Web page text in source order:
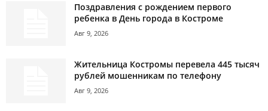
Поздравления с рождением первого
ребенка в День города в Костроме
Авг 9, 2026
Жительница Костромы перевела 445 тысяч
рублей мошенникам по телефону
Авг 9, 2026